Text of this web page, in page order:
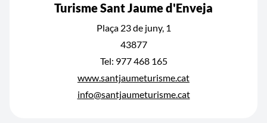
Turisme Sant Jaume d'Enveja
Plaça 23 de juny, 1
43877
Tel: 977 468 165
www.santjaumeturisme.cat
info@santjaumeturisme.cat